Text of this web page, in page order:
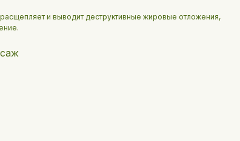
и выводит деструктивные жировые отложения,